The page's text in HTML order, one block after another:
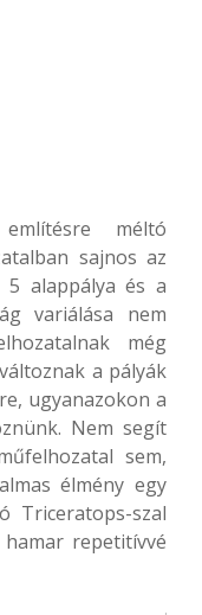
méltó
sajnos az
alappálya és a
variálása nem
még
a pályák
ugyanazokon a
Nem segít
sem,
élmény egy
Triceratops-szal
repetitívvé